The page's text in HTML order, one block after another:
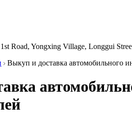
Road, Yongxing Village, Longgui
Выкуп и доставка автомобильного